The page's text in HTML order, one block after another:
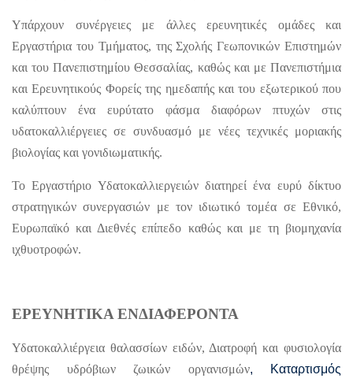
Υπάρχουν συνέργειες με άλλες ερευνητικές ομάδες και
Εργαστήρια του Τμήματος, της Σχολής Γεωπονικών Επιστημών
και του Πανεπιστημίου Θεσσαλίας, καθώς και με Πανεπιστήμια
και Ερευνητικούς Φορείς της ημεδαπής και του εξωτερικού που
καλύπτουν ένα ευρύτατο φάσμα διαφόρων πτυχών στις
υδατοκαλλιέργειες σε συνδυασμό με νέες τεχνικές μοριακής
βιολογίας και γονιδιωματικής.
Το Εργαστήριο Υδατοκαλλιεργειών διατηρεί ένα ευρύ δίκτυο
στρατηγικών συνεργασιών με τον ιδιωτικό τομέα σε Εθνικό,
Ευρωπαϊκό και Διεθνές επίπεδο καθώς και με τη βιομηχανία
ιχθυοτροφών.
ΕΡΕΥΝΗΤΙΚΑ ΕΝΔΙΑΦΕΡΟΝΤΑ
Υδατοκαλλιέργεια θαλασσίων ειδών, Διατροφή και φυσιολογία
θρέψης υδρόβιων ζωικών οργανισμών, Καταρτισμός